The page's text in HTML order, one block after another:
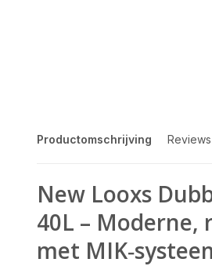
Productomschrijving Reviews
New Looxs
40L –
met